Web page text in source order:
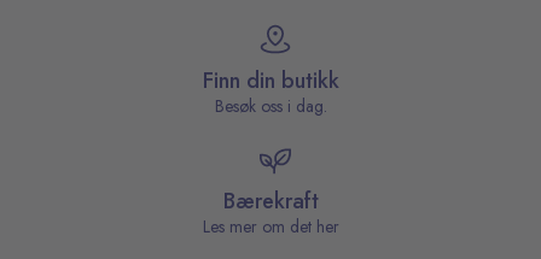
Finn din butikk
Besøk oss i dag.
Bærekraft
Les mer om det her